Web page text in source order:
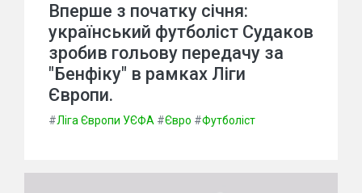
Вперше з початку січня:
український футболіст Судаков
зробив гольову передачу за
"Бенфіку" в рамках Ліги
Європи.
#Ліга Європи УЄФА #Євро #Футболіст